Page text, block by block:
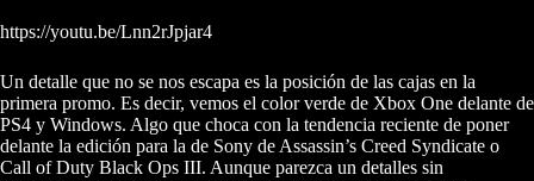
https://youtu.be/Lnn2rJpjar4
Un detalle que no se nos escapa es la posición de las cajas en la
primera promo. Es decir, vemos el color verde de Xbox One delante de
PS4 y Windows. Algo que choca con la tendencia reciente de poner
delante la edición para la de Sony de Assassin’s Creed Syndicate o
Call of Duty Black Ops III. Aunque parezca un detalles sin